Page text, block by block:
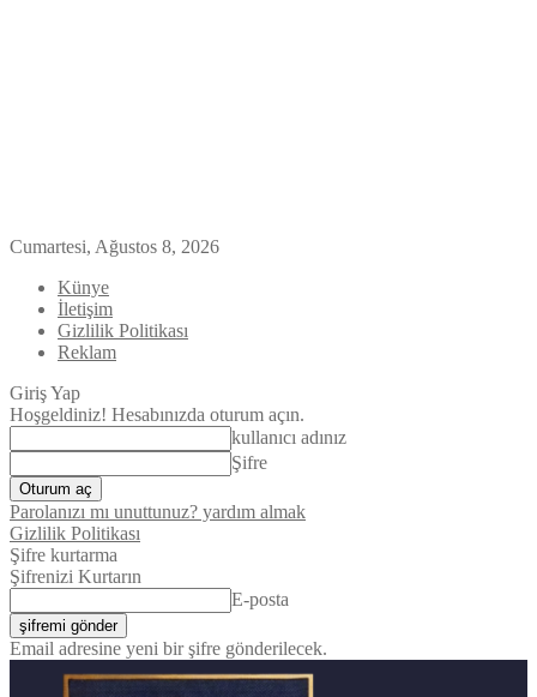
Cumartesi, Ağustos 8, 2026
Künye
İletişim
Gizlilik Politikası
Reklam
Giriş Yap
Hoşgeldiniz! Hesabınızda oturum açın.
kullanıcı adınız
Şifre
Parolanızı mı unuttunuz? yardım almak
Gizlilik Politikası
Şifre kurtarma
Şifrenizi Kurtarın
E-posta
Email adresine yeni bir şifre gönderilecek.